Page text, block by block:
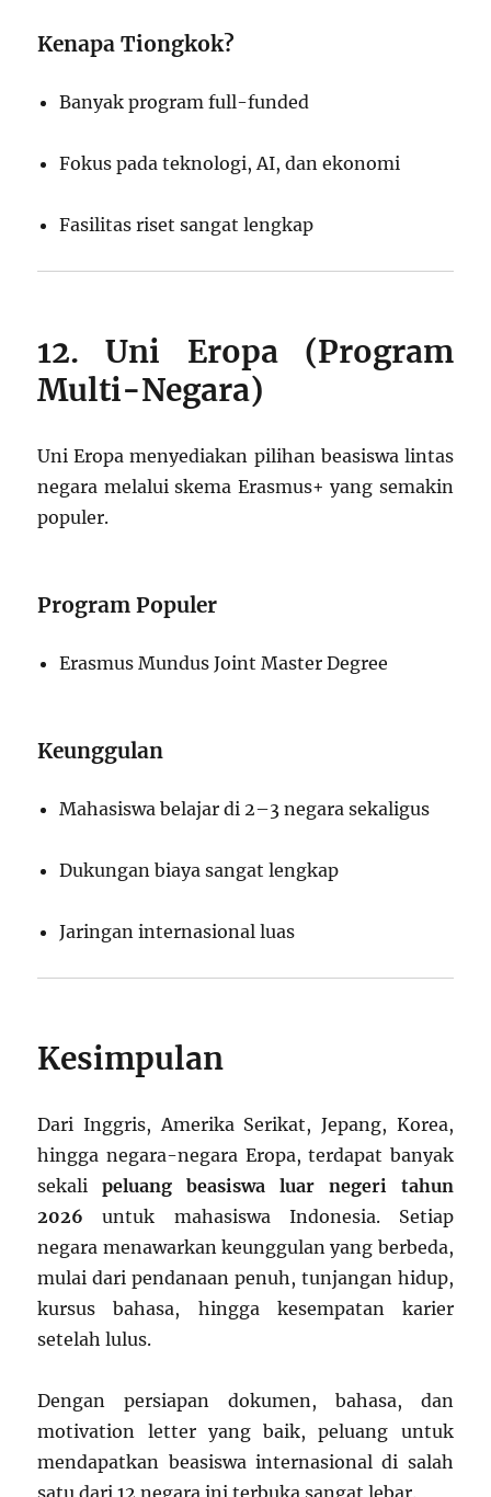
Kenapa Tiongkok?
Banyak program full-funded
Fokus pada teknologi, AI, dan ekonomi
Fasilitas riset sangat lengkap
12. Uni Eropa (Program
Multi-Negara)
Uni Eropa menyediakan pilihan beasiswa lintas
negara melalui skema Erasmus+ yang semakin
populer.
Program Populer
Erasmus Mundus Joint Master Degree
Keunggulan
Mahasiswa belajar di 2–3 negara sekaligus
Dukungan biaya sangat lengkap
Jaringan internasional luas
Kesimpulan
Dari Inggris, Amerika Serikat, Jepang, Korea,
hingga negara-negara Eropa, terdapat banyak
sekalipeluang beasiswa luar negeri tahun
2026 untuk mahasiswa Indonesia. Setiap
negara menawarkan keunggulan yang berbeda,
mulai dari pendanaan penuh, tunjangan hidup,
kursus bahasa, hingga kesempatan karier
setelah lulus.
Dengan persiapan dokumen, bahasa, dan
motivation letter yang baik, peluang untuk
mendapatkan beasiswa internasional di salah
satu dari 12 negara ini terbuka sangat lebar.